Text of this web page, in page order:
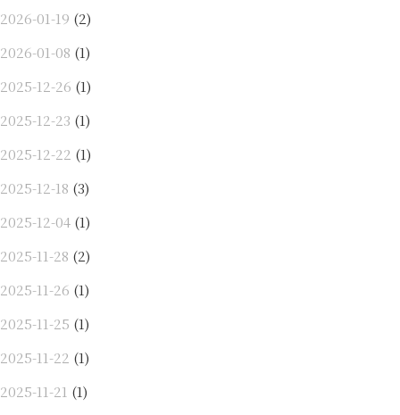
2026-01-19 (2)
2026-01-08 (1)
2025-12-26 (1)
2025-12-23 (1)
2025-12-22 (1)
2025-12-18 (3)
2025-12-04 (1)
2025-11-28 (2)
2025-11-26 (1)
2025-11-25 (1)
2025-11-22 (1)
2025-11-21 (1)